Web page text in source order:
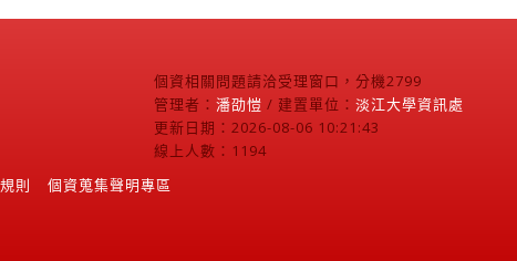
個資相關問題請洽受理窗口，分機2799
管理者： 潘劭愷 / 建置單位： 淡江大學資訊處
更新日期：2026-08-06 10:21:43
線上人數：1194
則 個資蒐集聲明專區